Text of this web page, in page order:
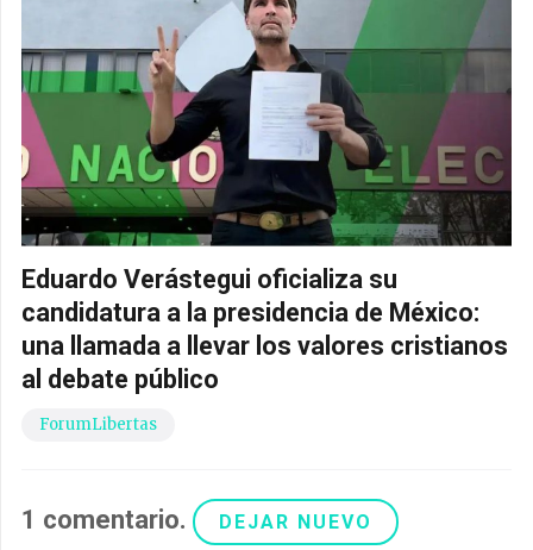
Eduardo Verástegui oficializa su
candidatura a la presidencia de México:
una llamada a llevar los valores cristianos
al debate público
ForumLibertas
1 comentario. DEJAR NUEVO